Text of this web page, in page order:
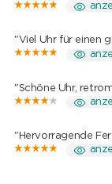
"Viel Uhr für einen
"Schöne Uhr,
"Hervorragende